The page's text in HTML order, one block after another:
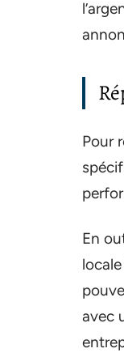
Pour
En
avec